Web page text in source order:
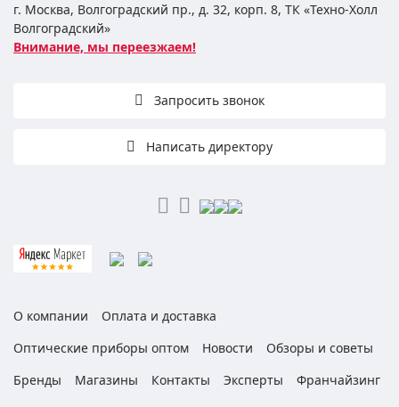
г. Москва, Волгоградский пр., д. 32, корп. 8, ТК «Техно-Холл
Волгоградский»
Внимание, мы переезжаем!
Запросить звонок
Написать директору
О компании
Оплата и доставка
Оптические приборы оптом
Новости
Обзоры и советы
Бренды
Магазины Контакты Эксперты
Франчайзинг